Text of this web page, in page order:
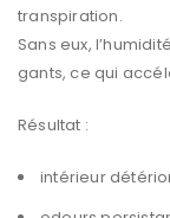
transpiration.
Sans eux,
gants, ce qui
Résultat :
intérieur